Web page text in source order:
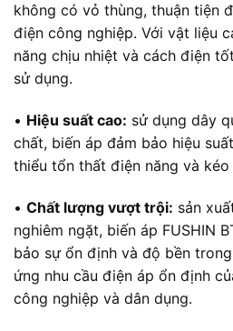
không có vỏ thùng, thuận tiện
điện công nghiệp. Với vật liệu
năng chịu nhiệt và cách điện
sử dụng.
• Hiệu suất cao: sử dụng dây
chất, biến áp đảm bảo hiệu
thiểu tổn thất điện năng và
• Chất lượng vượt trội: sản
nghiêm ngặt, biến áp FUSHIN
bảo sự ổn định và độ bền
ứng nhu cầu điện áp ổn định
công nghiệp và dân dụng.